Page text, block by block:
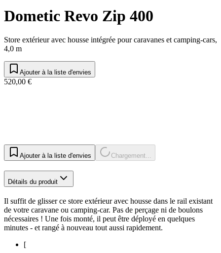
Dometic Revo Zip 400
Store extérieur avec housse intégrée pour caravanes et camping-cars,
4,0 m
Ajouter à la liste d'envies
520,00 €
Ajouter à la liste d'envies Chargement...
Détails du produit
Il suffit de glisser ce store extérieur avec housse dans le rail existant
de votre caravane ou camping-car. Pas de perçage ni de boulons
nécessaires ! Une fois monté, il peut être déployé en quelques
minutes - et rangé à nouveau tout aussi rapidement.
[